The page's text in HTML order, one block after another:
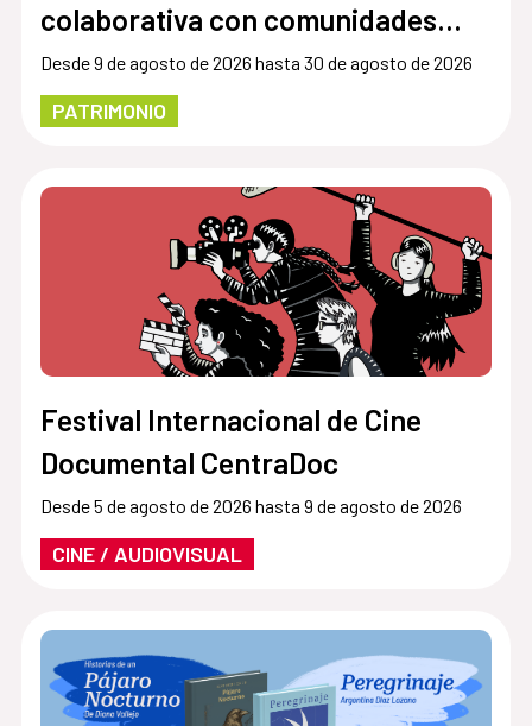
colaborativa con comunidades
garífunas
Desde 9 de agosto de 2026 hasta 30 de agosto de 2026
PATRIMONIO
Festival Internacional de Cine
Documental CentraDoc
Desde 5 de agosto de 2026 hasta 9 de agosto de 2026
CINE / AUDIOVISUAL